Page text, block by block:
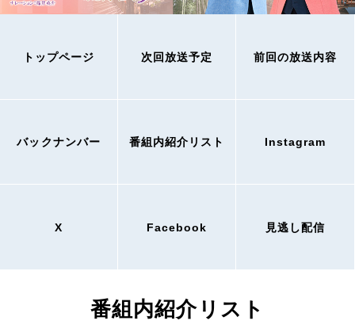
トップページ 次回放送予定 前回の放送内容
バックナンバー 番組内紹介リスト Instagram
X Facebook 見逃し配信
番組内紹介リスト